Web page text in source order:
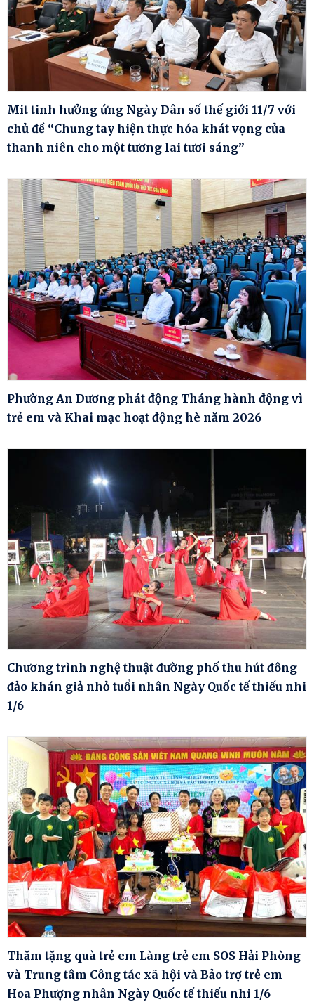
Mit tinh hưởng ứng Ngày Dân số thế giới 11/7 với
chủ đề “Chung tay hiện thực hóa khát vọng của
thanh niên cho một tương lai tươi sáng”
Phường An Dương phát động Tháng hành động vì
trẻ em và Khai mạc hoạt động hè năm 2026
Chương trình nghệ thuật đường phố thu hút đông
đảo khán giả nhỏ tuổi nhân Ngày Quốc tế thiếu nhi
1/6
Thăm tặng quà trẻ em Làng trẻ em SOS Hải Phòng
và Trung tâm Công tác xã hội và Bảo trợ trẻ em
Hoa Phượng nhân Ngày Quốc tế thiếu nhi 1/6